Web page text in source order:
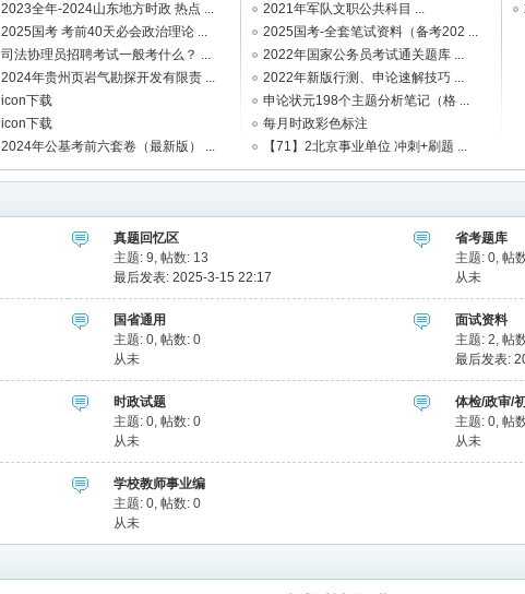
2023全年-2024山东地方时政 热点 ...
2025国考 考前40天必会政治理论 ...
司法协理员招聘考试一般考什么？ ...
2024年贵州页岩气勘探开发有限责 ...
icon下载
icon下载
2024年公基考前六套卷（最新版） ...
2021年军队文职公共科目 ...
2025国考-全套笔试资料（备考202 ...
2022年国家公务员考试通关题库 ...
2022年新版行测、申论速解技巧 ...
申论状元198个主题分析笔记（格 ...
每月时政彩色标注
【71】2北京事业单位 冲刺+刷题 ...
真题回忆区
主题: 9, 帖数: 13
最后发表: 2025-3-15 22:17
省考题库
主题: 0, 帖
从未
国省通用
主题: 0, 帖数: 0
从未
面试资料
主题: 2, 帖
最后发表:
时政试题
主题: 0, 帖数: 0
从未
体检/政审/
主题: 0, 帖
从未
学校教师事业编
主题: 0, 帖数: 0
从未